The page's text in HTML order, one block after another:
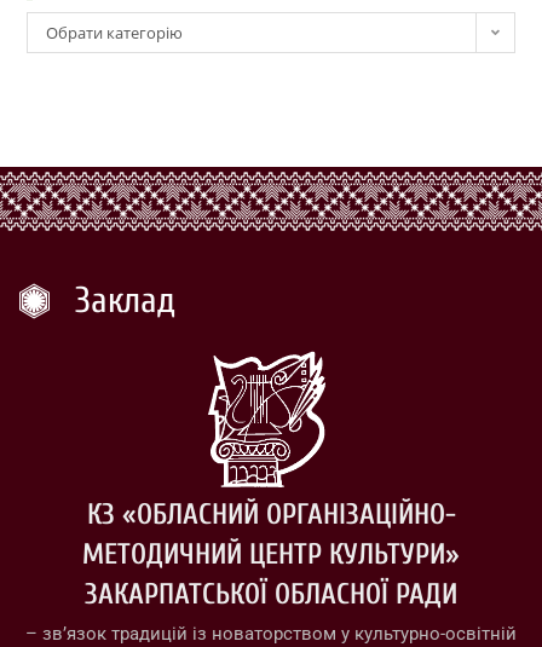
Обрати категорію
Заклад
КЗ «ОБЛАСНИЙ ОРГАНІЗАЦІЙНО-
МЕТОДИЧНИЙ ЦЕНТР КУЛЬТУРИ»
ЗАКАРПАТСЬКОЇ ОБЛАСНОЇ РАДИ
– зв’язок традицій із новаторством у культурно-освітній